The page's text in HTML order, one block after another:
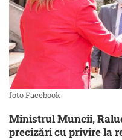
foto Facebook
Ministrul Muncii,
precizări cu privire la